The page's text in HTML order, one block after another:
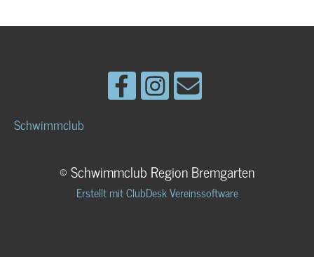
Schwimmclub
© Schwimmclub Region Bremgarten
Erstellt mit ClubDesk Vereinssoftware